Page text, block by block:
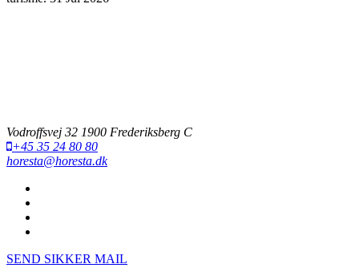
Vodroffsvej 32 1900 Frederiksberg C
+45 35 24 80 80
horesta@horesta.dk
SEND SIKKER MAIL